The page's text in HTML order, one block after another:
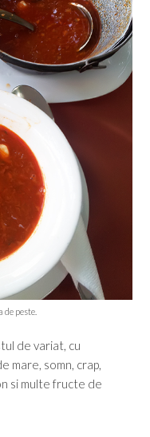
de peste.
de variat, cu
mare, somn, crap,
si multe fructe de